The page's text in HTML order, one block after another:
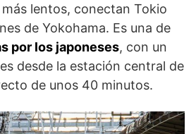
lentos, conectan Tokio
de Yokohama. Es una de
por los japoneses, con un
desde la estación central de
de unos 40 minutos.